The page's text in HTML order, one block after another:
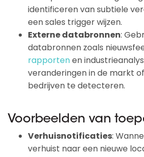
identificeren van subtiele
een sales trigger wijzen.
Externe databronnen:
databronnen zoals
rapportenen
veranderingen in de markt
bedrijven te detecteren.
Voorbeelden van
Verhuisnotificaties:
verhuist naar een nieuwe